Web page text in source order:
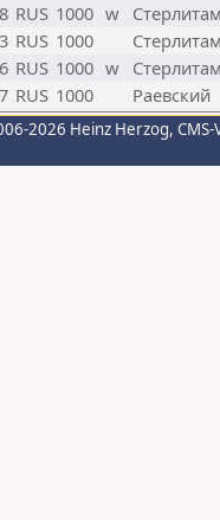
RUS 1000 w
RUS 1000
RUS 1000 w
RUS 1000 Раевский
2026 Heinz Herzog,